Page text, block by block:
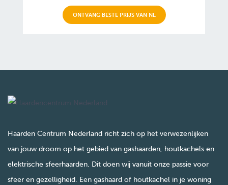
ONTVANG BESTE PRIJS VAN NL
Haarden Centrum Nederland richt zich op het verwezenlijken
van jouw droom op het gebied van gashaarden, houtkachels en
elektrische sfeerhaarden. Dit doen wij vanuit onze passie voor
sfeer en gezelligheid. Een gashaard of houtkachel in je woning